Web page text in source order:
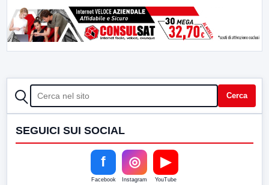
CERCA Cerca
SEGUICI SUI SOCIAL
f
Facebook
◎
Instagram
▶
YouTube